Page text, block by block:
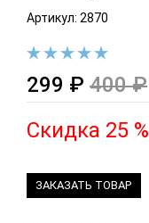
Артикул: 2870
299 ₽ 400 ₽
Скидка 25 %
ЗАКАЗАТЬ ТОВАР